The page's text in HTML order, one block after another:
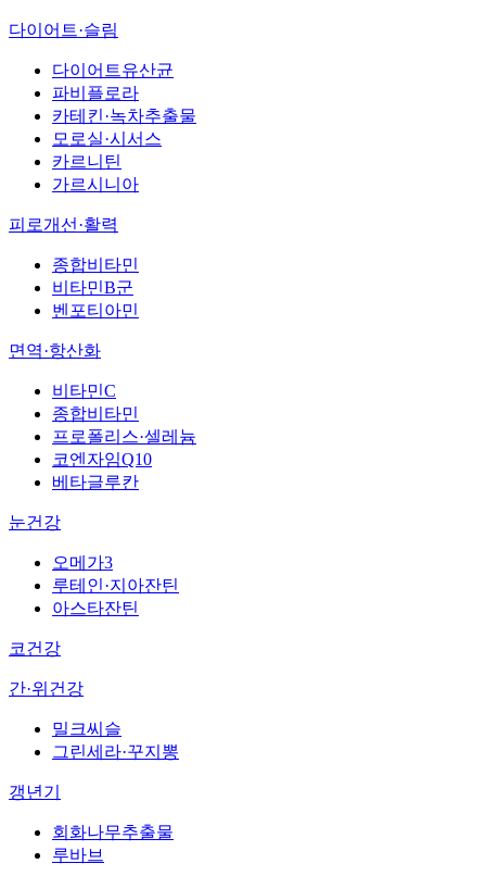
다이어트·슬림
다이어트유산균
파비플로라
카테킨·녹차추출물
모로실·시서스
카르니틴
가르시니아
피로개선·활력
종합비타민
비타민B군
벤포티아민
면역·항산화
비타민C
종합비타민
프로폴리스·셀레늄
코엔자임Q10
베타글루칸
눈건강
오메가3
루테인·지아잔틴
아스타잔틴
코건강
간·위건강
밀크씨슬
그린세라·꾸지뽕
갱년기
회화나무추출물
루바브